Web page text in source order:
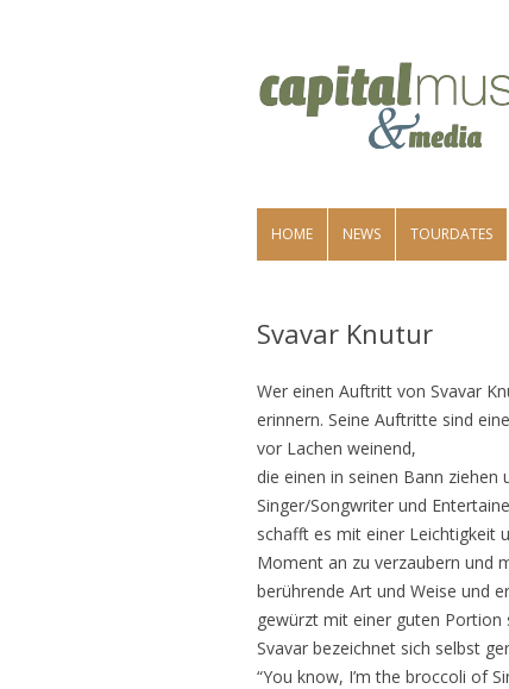
HOME NEWS TOURDATES
Svavar Knutur
Wer einen Auftritt von Svavar
erinnern. Seine Auftritte sind
vor Lachen weinend,
die einen in seinen Bann
Singer/Songwriter und
schafft es mit einer Leichtigkeit
Moment an zu verzaubern und
berührende Art und Weise und
gewürzt mit einer guten Portion
Svavar bezeichnet sich selbst
“You know, I’m the broccoli of